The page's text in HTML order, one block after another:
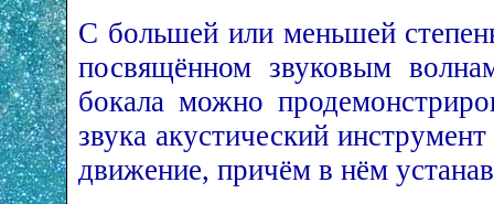
С большей или меньшей
посвящённом звуковым
бокала можно
звука акустический
движение, причём в нём